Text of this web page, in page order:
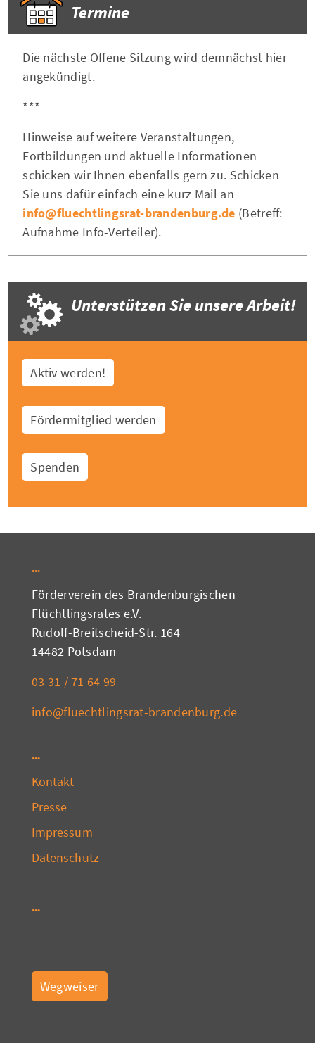
Termine
Die nächste Offene Sitzung wird demnächst hier
angekündigt.
***
Hinweise auf weitere Veranstaltungen,
Fortbildungen und aktuelle Informationen
schicken wir Ihnen ebenfalls gern zu. Schicken
Sie uns dafür einfach eine kurz Mail an
info@fluechtlingsrat-brandenburg.de (Betreff:
Aufnahme Info-Verteiler).
Unterstützen Sie unsere Arbeit!
Aktiv werden!
Fördermitglied werden
Spenden
Förderverein des Brandenburgischen
Flüchtlingsrates e.V.
Rudolf-Breitscheid-Str. 164
14482 Potsdam
03 31 / 71 64 99
info@fluechtlingsrat-brandenburg.de
Kontakt
Presse
Impressum
Datenschutz
Wegweiser